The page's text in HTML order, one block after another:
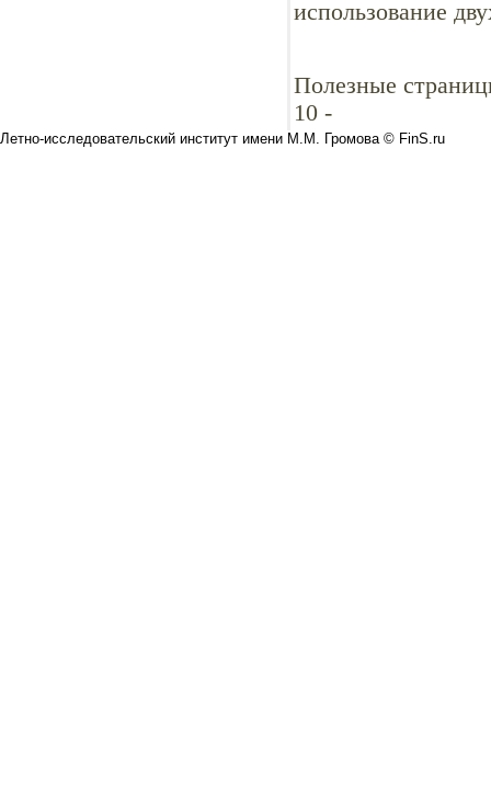
использование
Полезные
10 -
Летно-исследовательский институт имени М.М. Громова © FinS.ru